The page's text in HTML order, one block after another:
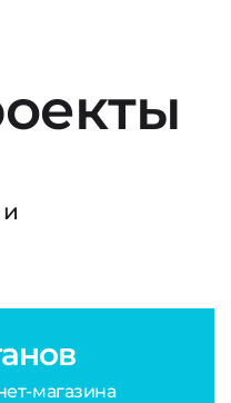
магазина